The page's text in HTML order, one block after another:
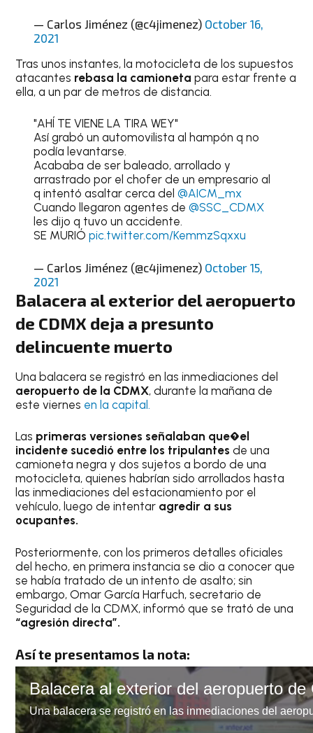
— Carlos Jiménez (@c4jimenez) October 16,
2021
Tras unos instantes, la motocicleta de los supuestos
atacantes rebasa la camioneta para estar frente a
ella, a un par de metros de distancia.
"AHÍ TE VIENE LA TIRA WEY"
Así grabó un automovilista al hampón q no
podía levantarse.
Acababa de ser baleado, arrollado y
arrastrado por el chofer de un empresario al
q intentó asaltar cerca del @AICM_mx
Cuando llegaron agentes de @SSC_CDMX
les dijo q tuvo un accidente.
SE MURIÓ pic.twitter.com/KemmzSqxxu
— Carlos Jiménez (@c4jimenez) October 15,
2021
Balacera al exterior del aeropuerto
de CDMX deja a presunto
delincuente muerto
Una balacera se registró en las inmediaciones del
aeropuerto de la CDMX, durante la mañana de
este viernes en la capital.
Las primeras versiones señalaban que�el
incidente sucedió entre los tripulantes de una
camioneta negra y dos sujetos a bordo de una
motocicleta, quienes habrían sido arrollados hasta
las inmediaciones del estacionamiento por el
vehículo, luego de intentar agredir a sus
ocupantes.
Posteriormente, con los primeros detalles oficiales
del hecho, en primera instancia se dio a conocer que
se había tratado de un intento de asalto; sin
embargo, Omar García Harfuch, secretario de
Seguridad de la CDMX, informó que se trató de una
“agresión directa”.
Así te presentamos la nota: